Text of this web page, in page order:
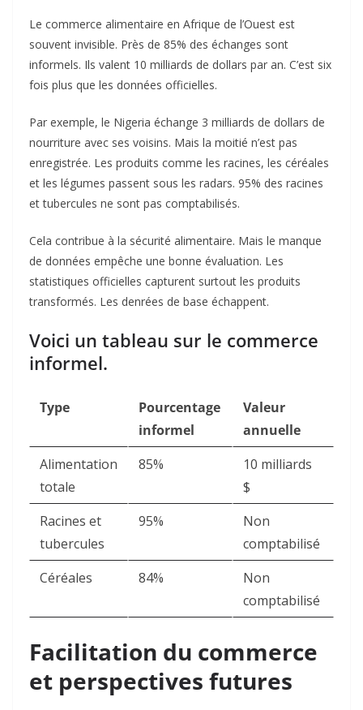
Le commerce alimentaire en Afrique de l’Ouest est
souvent invisible. Près de 85% des échanges sont
informels. Ils valent 10 milliards de dollars par an. C’est six
fois plus que les données officielles.
Par exemple, le Nigeria échange 3 milliards de dollars de
nourriture avec ses voisins. Mais la moitié n’est pas
enregistrée. Les produits comme les racines, les céréales
et les légumes passent sous les radars. 95% des racines
et tubercules ne sont pas comptabilisés.
Cela contribue à la sécurité alimentaire. Mais le manque
de données empêche une bonne évaluation. Les
statistiques officielles capturent surtout les produits
transformés. Les denrées de base échappent.
Voici un tableau sur le commerce
informel.
Type
Pourcentage
informel
Valeur
annuelle
Alimentation
totale
85%
10 milliards
$
Racines et
tubercules
95%
Non
comptabilisé
Céréales
84%
Non
comptabilisé
Facilitation du commerce
et perspectives futures